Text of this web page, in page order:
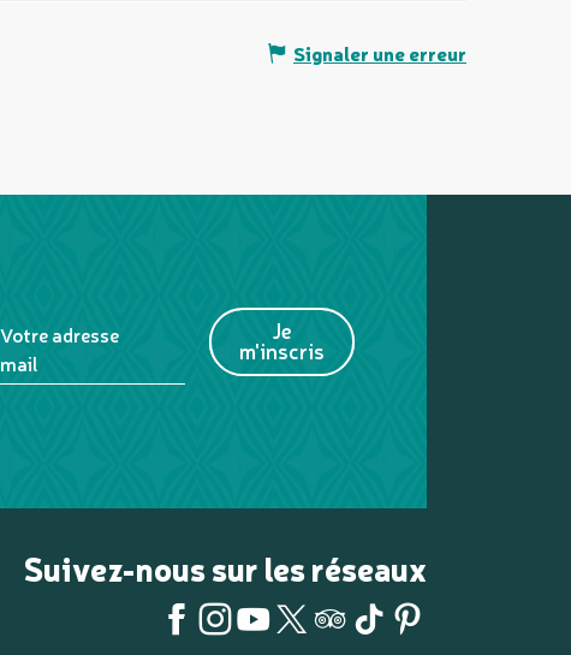
Signaler une erreur
Votre adresse
mail
Je
m'inscris
Suivez-nous sur les réseaux